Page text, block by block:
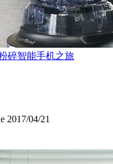
碎智能手机之旅
2017/04/21